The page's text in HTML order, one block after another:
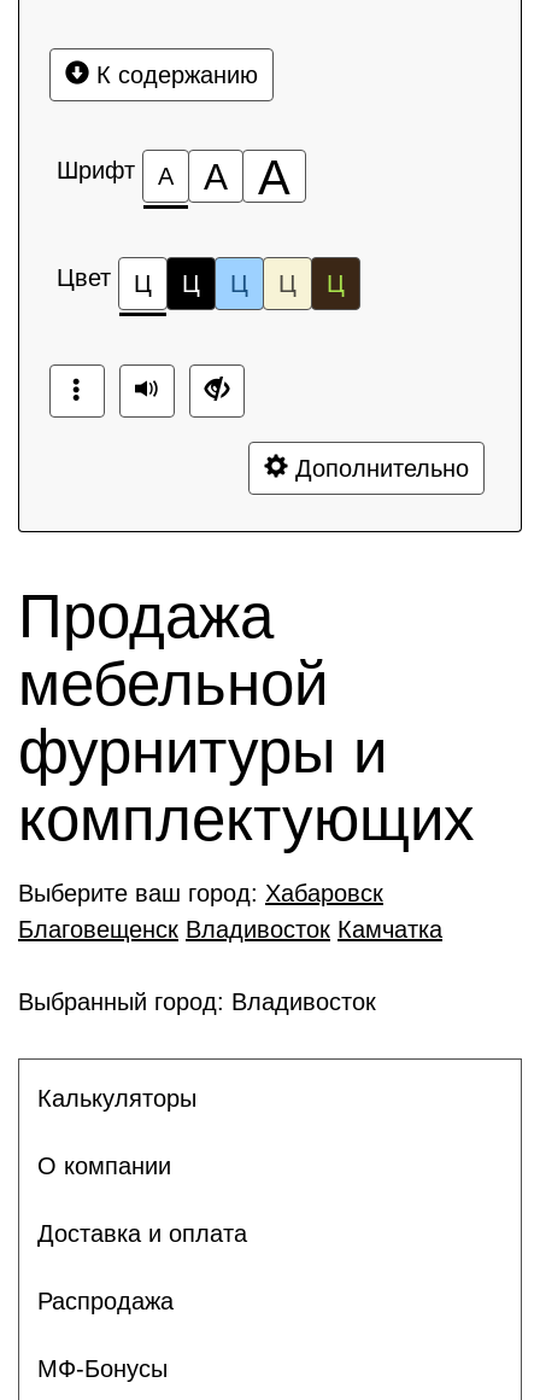
К содержанию
Шрифт А А А
Цвет Ц Ц Ц Ц Ц
Дополнительно
Продажа
мебельной
фурнитуры и
комплектующиx
Выберите ваш город: Хабаровск
Благовещенск Владивосток Камчатка
Выбранный город: Владивосток
Калькуляторы
О компании
Доставка и оплата
Распродажа
МФ-Бонусы